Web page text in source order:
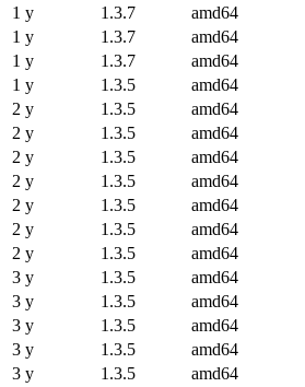
1 y
1.3.7 amd64
1 y
1.3.7 amd64
1 y
1.3.7 amd64
1 y
1.3.5 amd64
2 y
1.3.5 amd64
2 y
1.3.5 amd64
2 y
1.3.5 amd64
2 y
1.3.5 amd64
2 y
1.3.5 amd64
2 y
1.3.5 amd64
2 y
1.3.5 amd64
3 y
1.3.5 amd64
3 y
1.3.5 amd64
3 y
1.3.5 amd64
3 y
1.3.5 amd64
3 y
1.3.5 amd64